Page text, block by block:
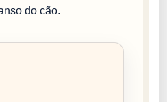
do cão.